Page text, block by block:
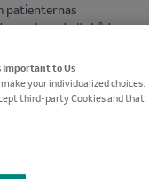
patienternas
vi att du är både
Important to Us
your individualized choices.
third-party Cookies and that